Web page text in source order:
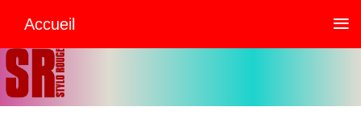
Accueil ≡